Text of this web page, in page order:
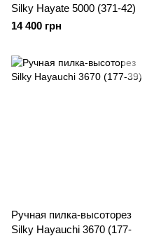
Silky Hayate 5000 (371-42)
14 400 грн
Ручная пилка-высоторез
Silky Hayauchi 3670 (177-